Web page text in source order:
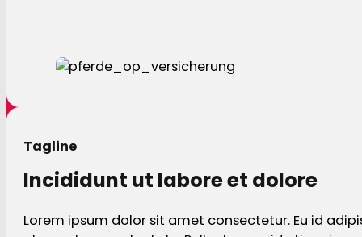
Tagline
Incididunt ut labore et dolore
Lorem ipsum dolor sit amet consectetur. Eu id